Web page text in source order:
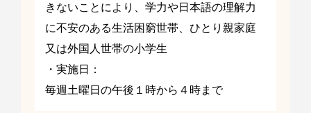
きないことにより、学力や日本語の理解力
に不安のある生活困窮世帯、ひとり親家庭
又は外国人世帯の小学生
・実施日：
毎週土曜日の午後１時から４時まで